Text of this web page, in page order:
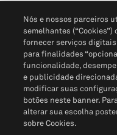
Política de PrivacidadePortal
Não Venda Minhas
Nós e nossos parceiros
semelhantes
fornecer serviços
para finalidades
funcionalidade,
e publicidade
modificar suas
botões neste banner.
alterar sua escolha
sobre Cookies.